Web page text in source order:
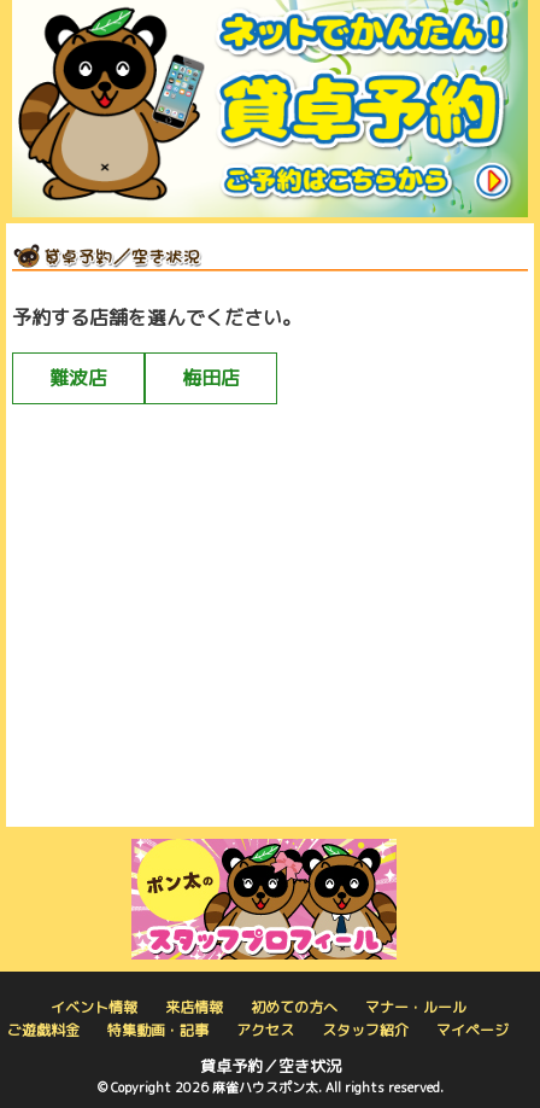
予約する店舗を選んでください。
難波店 梅田店
イベント情報 来店情報 初めての方へ
マナー・ルール
ご遊戯料金
特集動画・記事 アクセス スタッフ紹介 マイページ
貸卓予約／空き状況
© Copyright 2026 麻雀ハウスポン太. All rights reserved.